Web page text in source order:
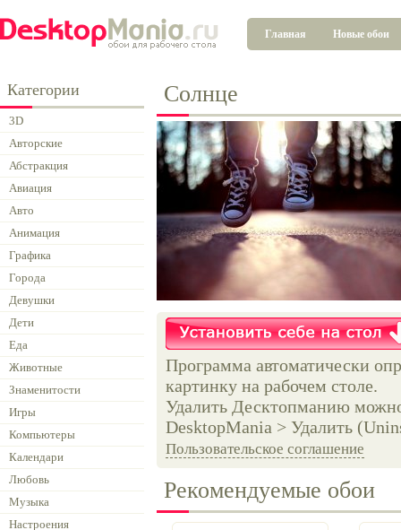
Главная Новые обои
Категории
3D
Авторские
Абстракция
Авиация
Авто
Анимация
Графика
Города
Девушки
Дети
Еда
Животные
Знаменитости
Игры
Компьютеры
Календари
Любовь
Музыка
Настроения
Солнце
Программа автоматически
картинку на рабочем столе.
Удалить Десктопманию
DesktopMania > Удалить
Пользовательское соглашение
Рекомендуемые обои